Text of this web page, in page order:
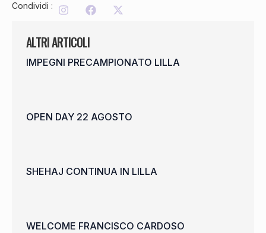
ALTRI ARTICOLI
IMPEGNI PRECAMPIONATO LILLA
OPEN DAY 22 AGOSTO
SHEHAJ CONTINUA IN LILLA
WELCOME FRANCISCO CARDOSO
Condividi :